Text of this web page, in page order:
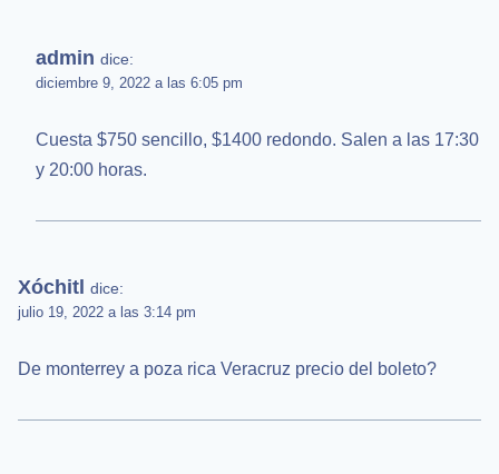
admin dice:
diciembre 9, 2022 a las 6:05 pm
Cuesta $750 sencillo, $1400 redondo. Salen a las 17:30
y 20:00 horas.
Xóchitl dice:
julio 19, 2022 a las 3:14 pm
De monterrey a poza rica Veracruz precio del boleto?